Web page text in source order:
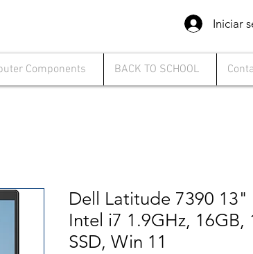
Iniciar
Components BACK TO SCHOOL
Dell Latitude 7390 13"
Intel i7 1.9GHz, 16GB,
SSD, Win 11